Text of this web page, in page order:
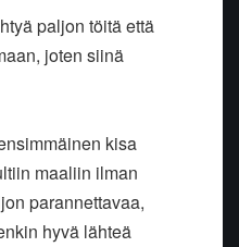
paljon töitä että
joten siinä
kisa
maaliin ilman
parannettavaa,
hyvä lähteä